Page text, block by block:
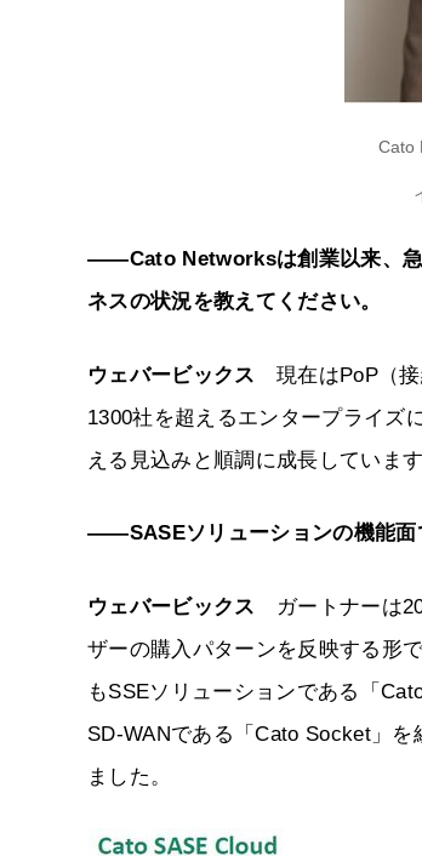
Cato
――Cato Networksは創業以来、急
ネスの状況を教えてください。
ウェバービックス現在はPoP（
1300社を超えるエンタープライズ
える見込みと順調に成長しています
――SASEソリューションの機能面
ウェバービックス
ガートナーは
ザーの購入パターンを反映する形
もSSEソリューションである「
SD-WANである「Cato Socket」
ました。